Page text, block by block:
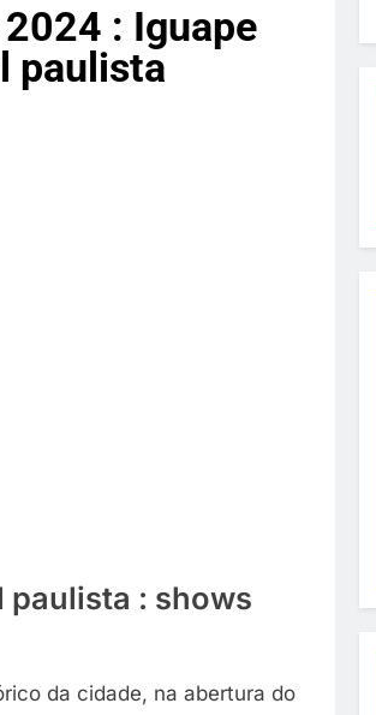
: Iguape
paulista
paulista : shows
da cidade, na abertura do